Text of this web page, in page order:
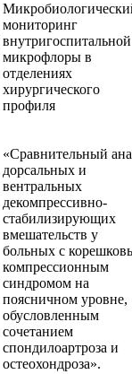
мониторинг
внутригоспитальной
микрофлоры в
отделениях
хирургического
профиля
«Сравнительный
дорсальных и
вентральных
декомпрессивно-
стабилизирующих
вмешательств у
больных с
компрессионным
синдромом на
поясничном уровне,
обусловленным
сочетанием
спондилоартроза и
остеохондроза».